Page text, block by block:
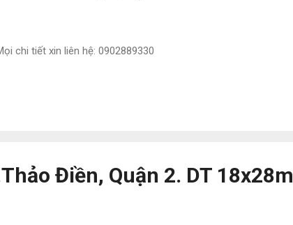
chi tiết xin liên hệ: 0902889330
Điền, Quận 2. DT 18x28m